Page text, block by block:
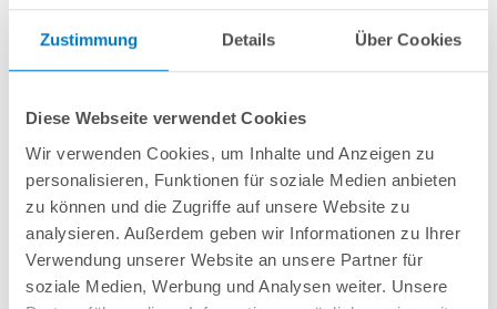
Zustimmung Details Über Cookies
Diese Webseite verwendet Cookies
Wir verwenden Cookies, um Inhalte und Anzeigen zu
personalisieren, Funktionen für soziale Medien anbieten
zu können und die Zugriffe auf unsere Website zu
analysieren. Außerdem geben wir Informationen zu Ihrer
Verwendung unserer Website an unsere Partner für
soziale Medien, Werbung und Analysen weiter. Unsere
Fragen? Wir helfen Ihnen gerne weiter:
info(at)poolsana.de Anfrageformular
Produktbeschreibung
Herstellerangaben